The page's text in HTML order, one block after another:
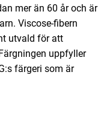
mer än 60 år och är
Viscose-fibern
utvald för att
uppfyller
färgeri som är